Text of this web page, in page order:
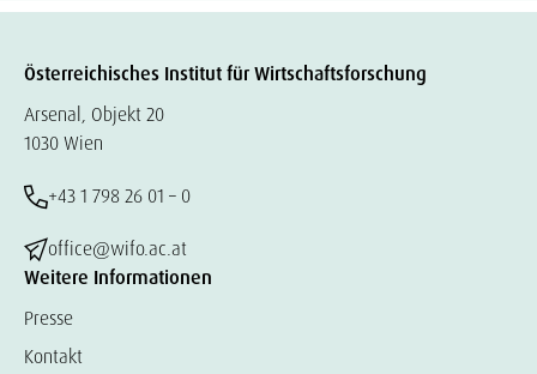
Österreichisches Institut für Wirtschaftsforschung
Arsenal, Objekt 20
1030 Wien
+43 1 798 26 01 – 0
office@wifo.ac.at
Weitere Informationen
Presse
Kontakt